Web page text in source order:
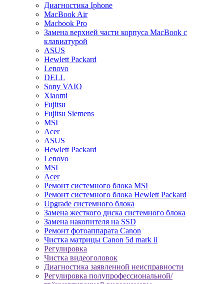
Диагностика Iphone
MacBook Air
Macbook Pro
Замена верхней части корпуса MacBook с
клавиатурой
ASUS
Hewlett Packard
Lenovo
DELL
Sony VAIO
Xiaomi
Fujitsu
Fujitsu Siemens
MSI
Acer
ASUS
Hewlett Packard
Lenovo
MSI
Acer
Ремонт системного блока MSI
Ремонт системного блока Hewlett Packard
Upgrade системного блока
Замена жесткого диска системного блока
Замена накопителя на SSD
Ремонт фотоаппарата Canon
Чистка матрицы Canon 5d mark ii
Регулировка
Чистка видеоголовок
Диагностика заявленной неисправности
Регулировка полупрофессиональной/